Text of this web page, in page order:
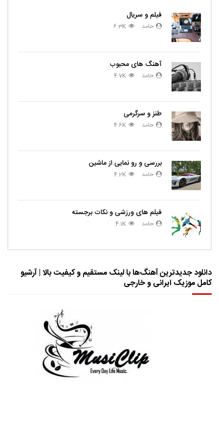
فیلم و سریال
حامد 6.3K
آهنگ های محبوب
حامد 4.7K
طنز و سرگرمی
حامد 4.6K
بررسی و رو نمایی از ماشین
حامد 4.2K
فیلم های ورزشی و نکات برجسته
حامد 4.1K
دانلود جدیدترین آهنگ‌ها با لینک مستقیم و کیفیت بالا | آرشیو
کامل موزیک ایرانی و خارجی